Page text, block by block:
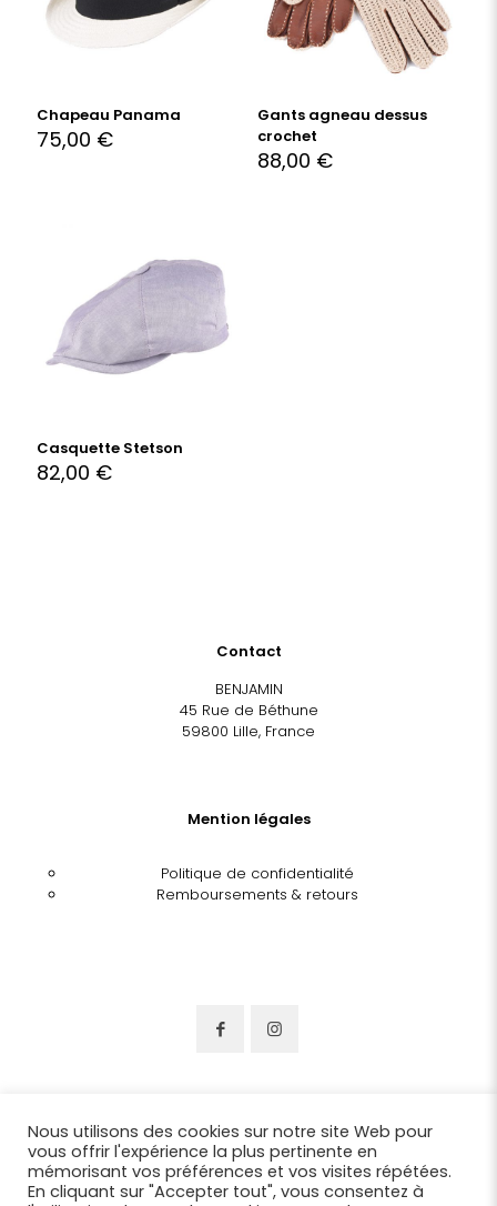
Chapeau Panama
75,00 €
Gants agneau dessus
crochet
88,00 €
Casquette Stetson
82,00 €
Contact
BENJAMIN
45 Rue de Béthune
59800 Lille, France
Mention légales
Politique de confidentialité
Remboursements & retours
Nous utilisons des cookies sur notre site Web pour
vous offrir l'expérience la plus pertinente en
mémorisant vos préférences et vos visites répétées.
En cliquant sur "Accepter tout", vous consentez à